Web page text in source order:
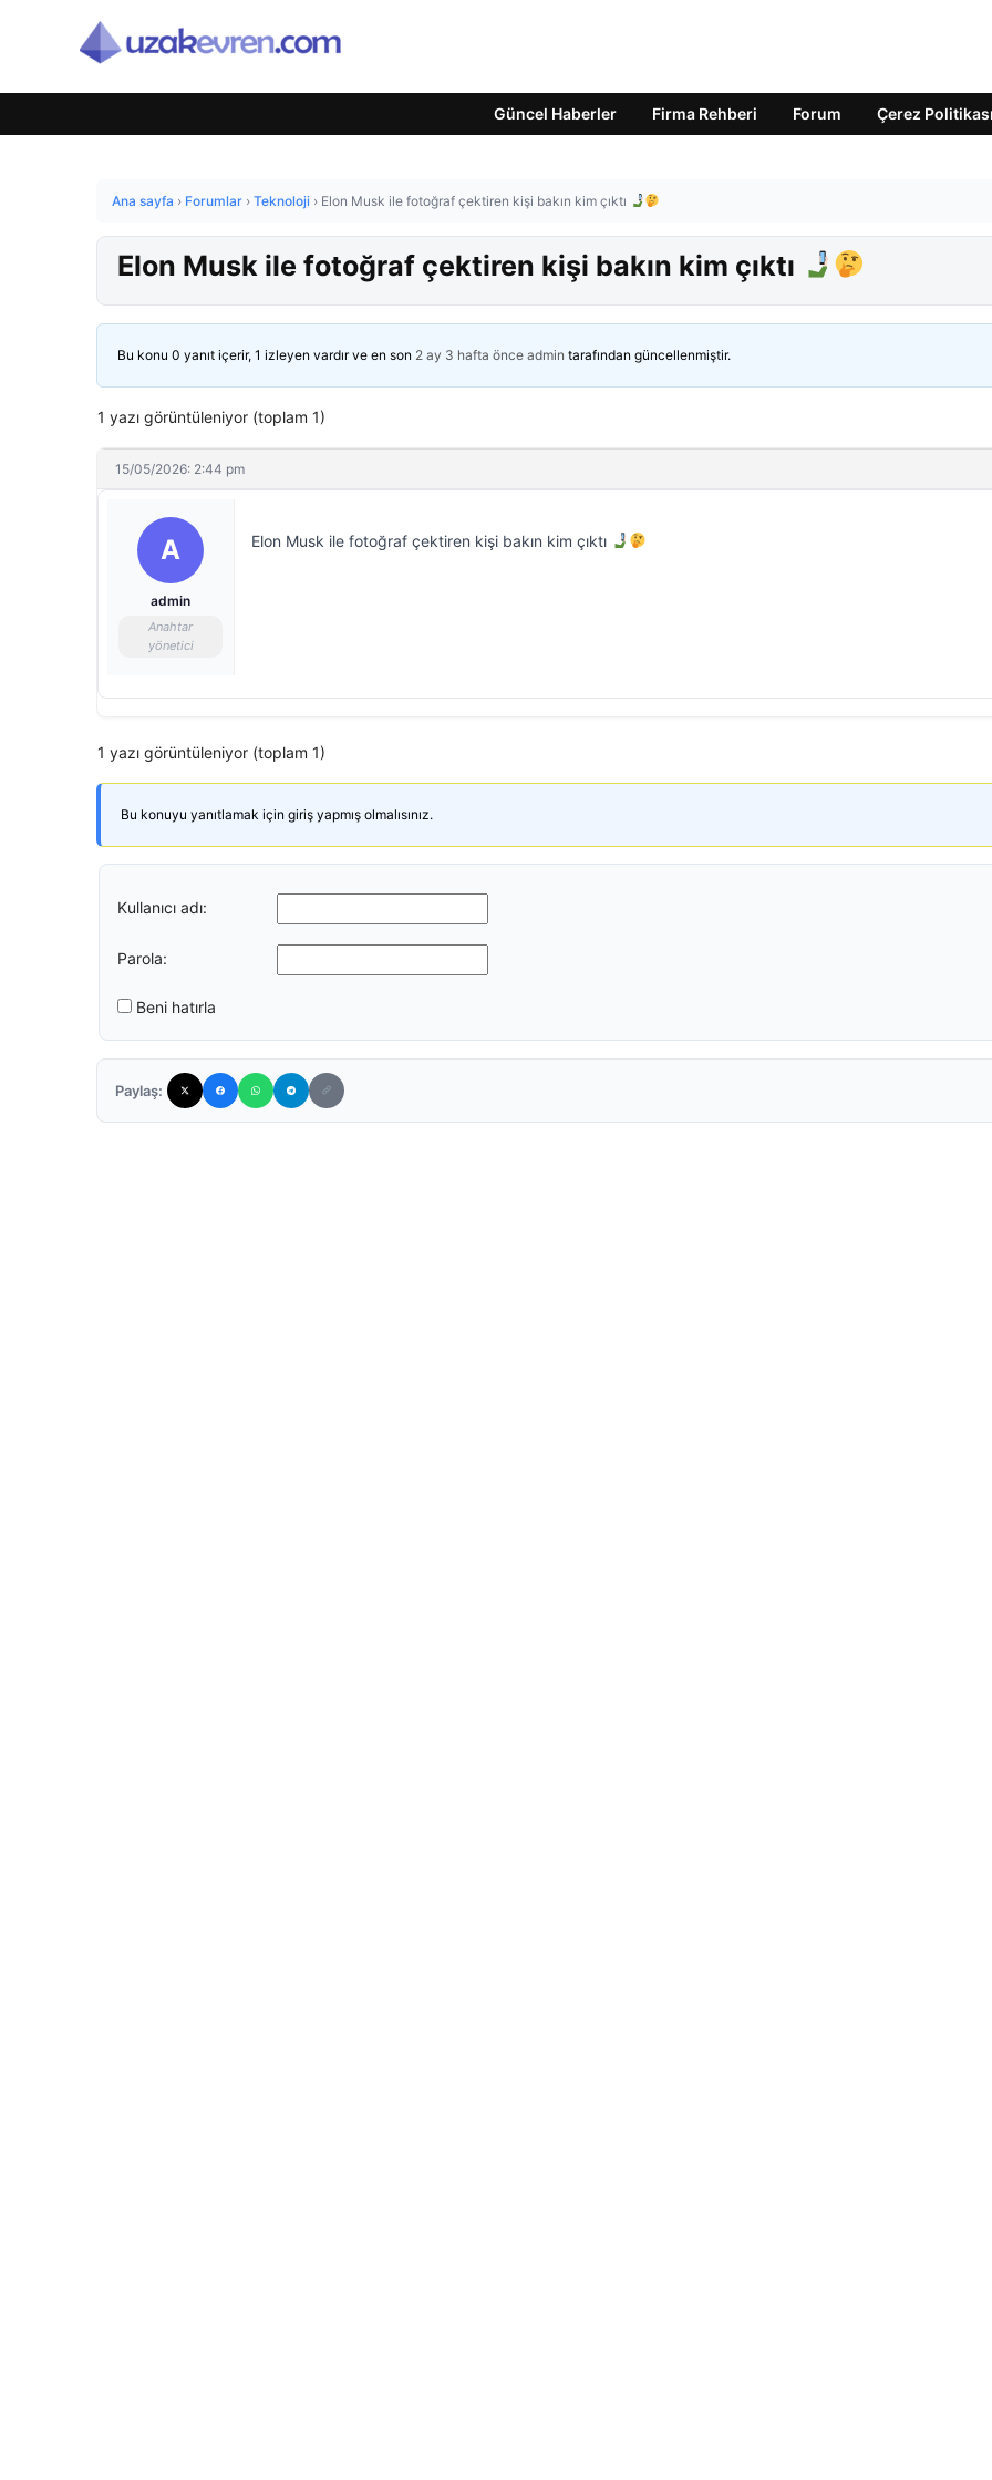
Güncel Haberler Firma Rehberi Forum Çerez Politikası
Ana sayfa › Forumlar › Teknoloji › Elon Musk ile fotoğraf çektiren kişi bakın kim çıktı
Elon Musk ile fotoğraf çektiren kişi bakın kim çıktı
Bu konu 0 yanıt içerir, 1 izleyen vardır ve en son 2 ay 3 hafta önce admin tarafından güncellenmiştir.
1 yazı görüntüleniyor (toplam 1)
15/05/2026: 2:44 pm
A
admin
Anahtar
yönetici
Elon Musk ile fotoğraf çektiren kişi bakın kim çıktı
1 yazı görüntüleniyor (toplam 1)
Bu konuyu yanıtlamak için giriş yapmış olmalısınız.
Kullanıcı adı:
Parola:
Beni hatırla
Paylaş: